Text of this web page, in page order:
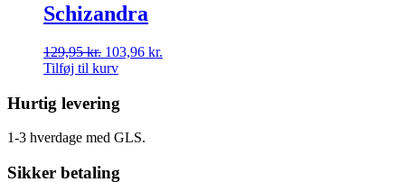
Schizandra
129,95kr. 103,96 kr.
Tilføj til kurv
Hurtig levering
1-3 hverdage med GLS.
Sikker betaling